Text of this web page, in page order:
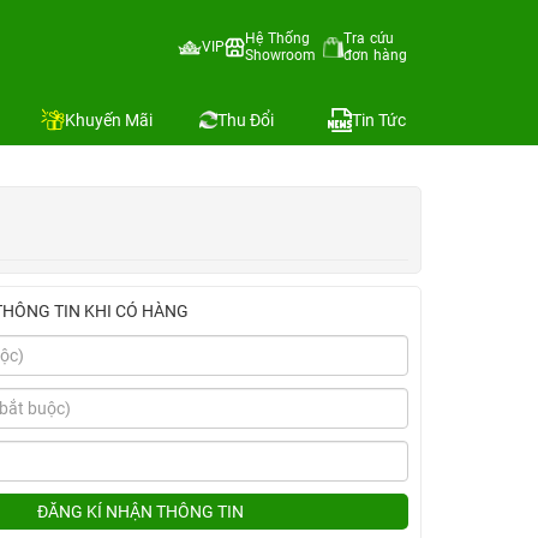
VIP
Hệ Thống
Showroom
Tra cứu
đơn hàng
Khuyến Mãi Thu Đổi Tin Tức
Mipow)
TIN KHI CÓ HÀNG
ĐĂNG KÍ NHẬN THÔNG TIN